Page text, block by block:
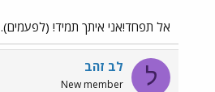
אל תפחד!אני איתך תמיד! (לפעמים).
ל לב זהב
New member